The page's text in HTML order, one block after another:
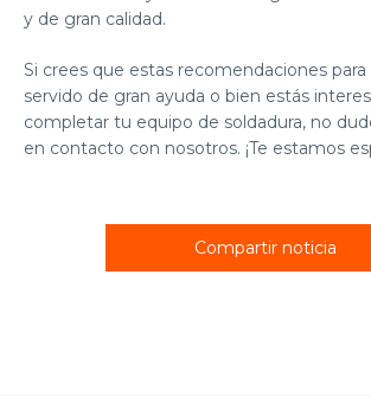
y de gran calidad.
Si crees que estas recomendaciones
servido de gran ayuda o bien estás
completar tu equipo de soldadura, no
en contacto con nosotros. ¡Te estamos
Compartir noticia